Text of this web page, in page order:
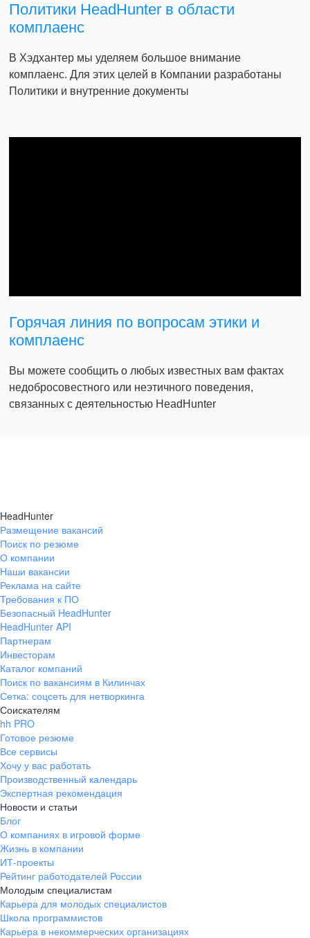
Политики HeadHunter в области
комплаенс
В Хэдхантер мы уделяем большое внимание
комплаенс. Для этих целей в Компании разработаны
Политики и внутренние документы
Горячая линия по вопросам этики и
комплаенс
Вы можете сообщить о любых известных вам фактах
недобросовестного или неэтичного поведения,
связанных с деятельностью HeadHunter
HeadHunter
Размещение вакансий
Поиск по резюме
О компании
Наши вакансии
Реклама на сайте
Требования к ПО
Безопасный HeadHunter
HeadHunter API
Партнерам
Инвесторам
Каталог компаний
Поиск по вакансиям в Килинчах
Сетка: соцсеть для нетворкинга
Соискателям
hh PRO
Готовое резюме
Все сервисы
Хочу у вас работать
Производственный календарь
Экспертная рекомендация
Новости и статьи
Блог
О компаниях в игровой форме
Жизнь в компании
ИТ-проекты
Рейтинг работодателей России
Молодым специалистам
Карьера для молодых специалистов
Школа программистов
Карьера в некоммерческих организациях